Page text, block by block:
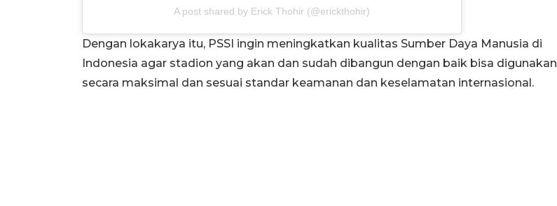
A post shared by Erick Thohir (@erickthohir)
Dengan lokakarya itu, PSSI ingin meningkatkan kualitas Sumber Daya Manusia di
Indonesia agar stadion yang akan dan sudah dibangun dengan baik bisa digunakan
secara maksimal dan sesuai standar keamanan dan keselamatan internasional.